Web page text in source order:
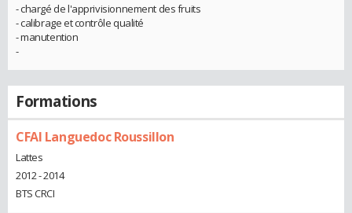
- chargé de l'apprivisionnement des fruits
- calibrage et contrôle qualité
- manutention
-
Formations
CFAI Languedoc Roussillon
Lattes
2012 - 2014
BTS CRCI